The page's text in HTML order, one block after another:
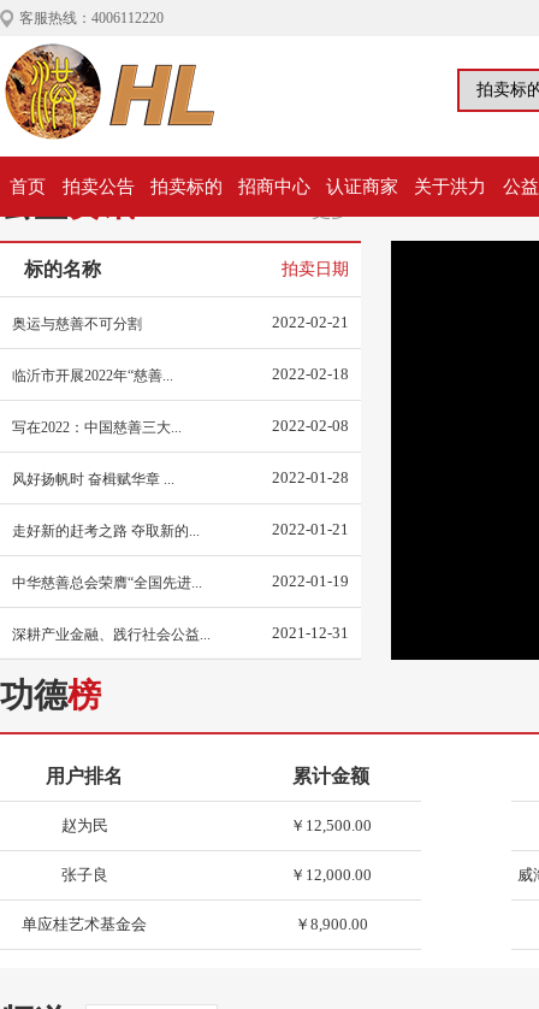
客服热线：4006112220
首页 拍卖公告 拍卖标的 招商中心 认证商家 关于洪力 公
公益资讯
标的名称 拍卖日期
2022-02-21
奥运与慈善不可分割
2022-02-18
临沂市开展2022年“慈善...
2022-02-08
写在2022：中国慈善三大...
2022-01-28
风好扬帆时 奋楫赋华章 ...
2022-01-21
走好新的赶考之路 夺取新的...
2022-01-19
中华慈善总会荣膺“全国先进...
2021-12-31
深耕产业金融、践行社会公益...
功德榜
用户排名 累计金额
洪力网 ￥87,520.00
王志霞 ￥30,700.00
张仕森 ￥20,500.00
济宁市慈善总会
张钧 ￥17,000.00
赵为民 ￥12,500.00
张子良 ￥12,000.00
单应桂艺术基金会 ￥8,900.00
淄博市慈善总会 ￥8,440.00